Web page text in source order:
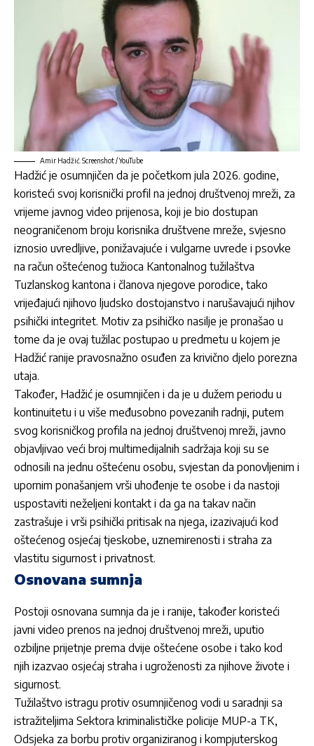
Amir Hadžić. Screenshot / YouTube
Hadžić je osumnjičen da je početkom jula 2026. godine,
koristeći svoj korisnički profil na jednoj društvenoj mreži, za
vrijeme javnog video prijenosa, koji je bio dostupan
neograničenom broju korisnika društvene mreže, svjesno
iznosio uvredljive, ponižavajuće i vulgarne uvrede i psovke
na račun oštećenog tužioca Kantonalnog tužilaštva
Tuzlanskog kantona i članova njegove porodice, tako
vrijeđajući njihovo ljudsko dostojanstvo i narušavajući njihov
psihički integritet. Motiv za psihičko nasilje je pronašao u
tome da je ovaj tužilac postupao u predmetu u kojem je
Hadžić ranije pravosnažno osuđen za krivično djelo porezna
utaja.
Također, Hadžić je osumnjičen i da je u dužem periodu u
kontinuitetu i u više međusobno povezanih radnji, putem
svog korisničkog profila na jednoj društvenoj mreži, javno
objavljivao veći broj multimedijalnih sadržaja koji su se
odnosili na jednu oštećenu osobu, svjestan da ponovljenim i
upornim ponašanjem vrši uhođenje te osobe i da nastoji
uspostaviti neželjeni kontakt i da ga na takav način
zastrašuje i vrši psihički pritisak na njega, izazivajući kod
oštećenog osjećaj tjeskobe, uznemirenosti i straha za
vlastitu sigurnost i privatnost.
Osnovana sumnja
Postoji osnovana sumnja da je i ranije, također koristeći
javni video prenos na jednoj društvenoj mreži, uputio
ozbiljne prijetnje prema dvije oštećene osobe i tako kod
njih izazvao osjećaj straha i ugroženosti za njihove živote i
sigurnost.
Tužilaštvo istragu protiv osumnjičenog vodi u saradnji sa
istražiteljima Sektora kriminalističke policije MUP-a TK,
Odsjeka za borbu protiv organiziranog i kompjuterskog